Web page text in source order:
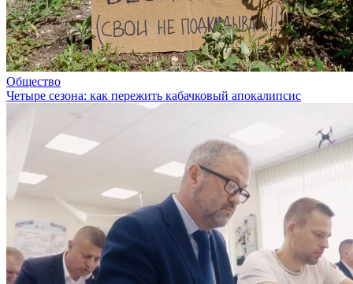
Общество
Четыре сезона: как пережить кабачковый апокалипсис